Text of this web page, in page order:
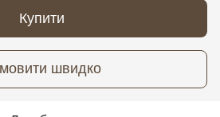
Купити
швидко